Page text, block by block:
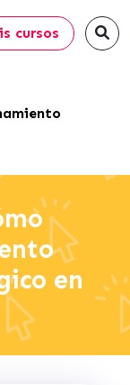
cursos
en